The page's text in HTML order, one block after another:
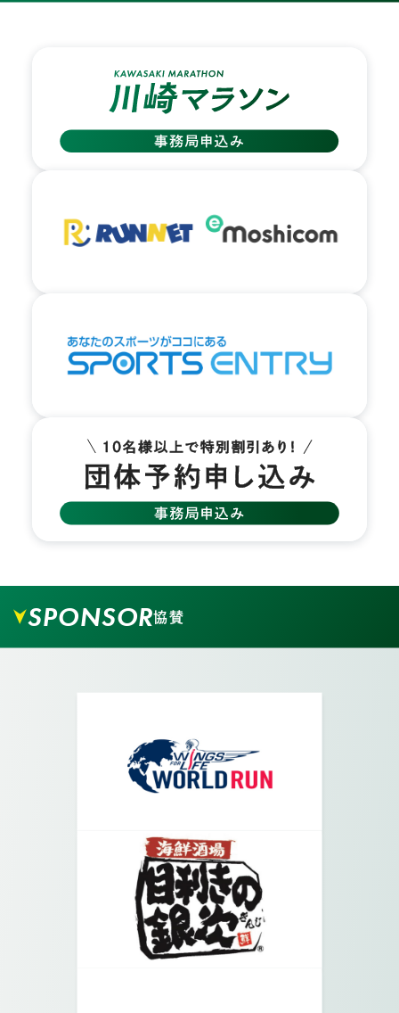
03.
歩道橋を降りて、矢印の方向に進み道に入りま
す。
矢印の方向に真っすぐ進みます。
次の交差点も越えて更に真っすぐ進みます。
SPONSOR協賛